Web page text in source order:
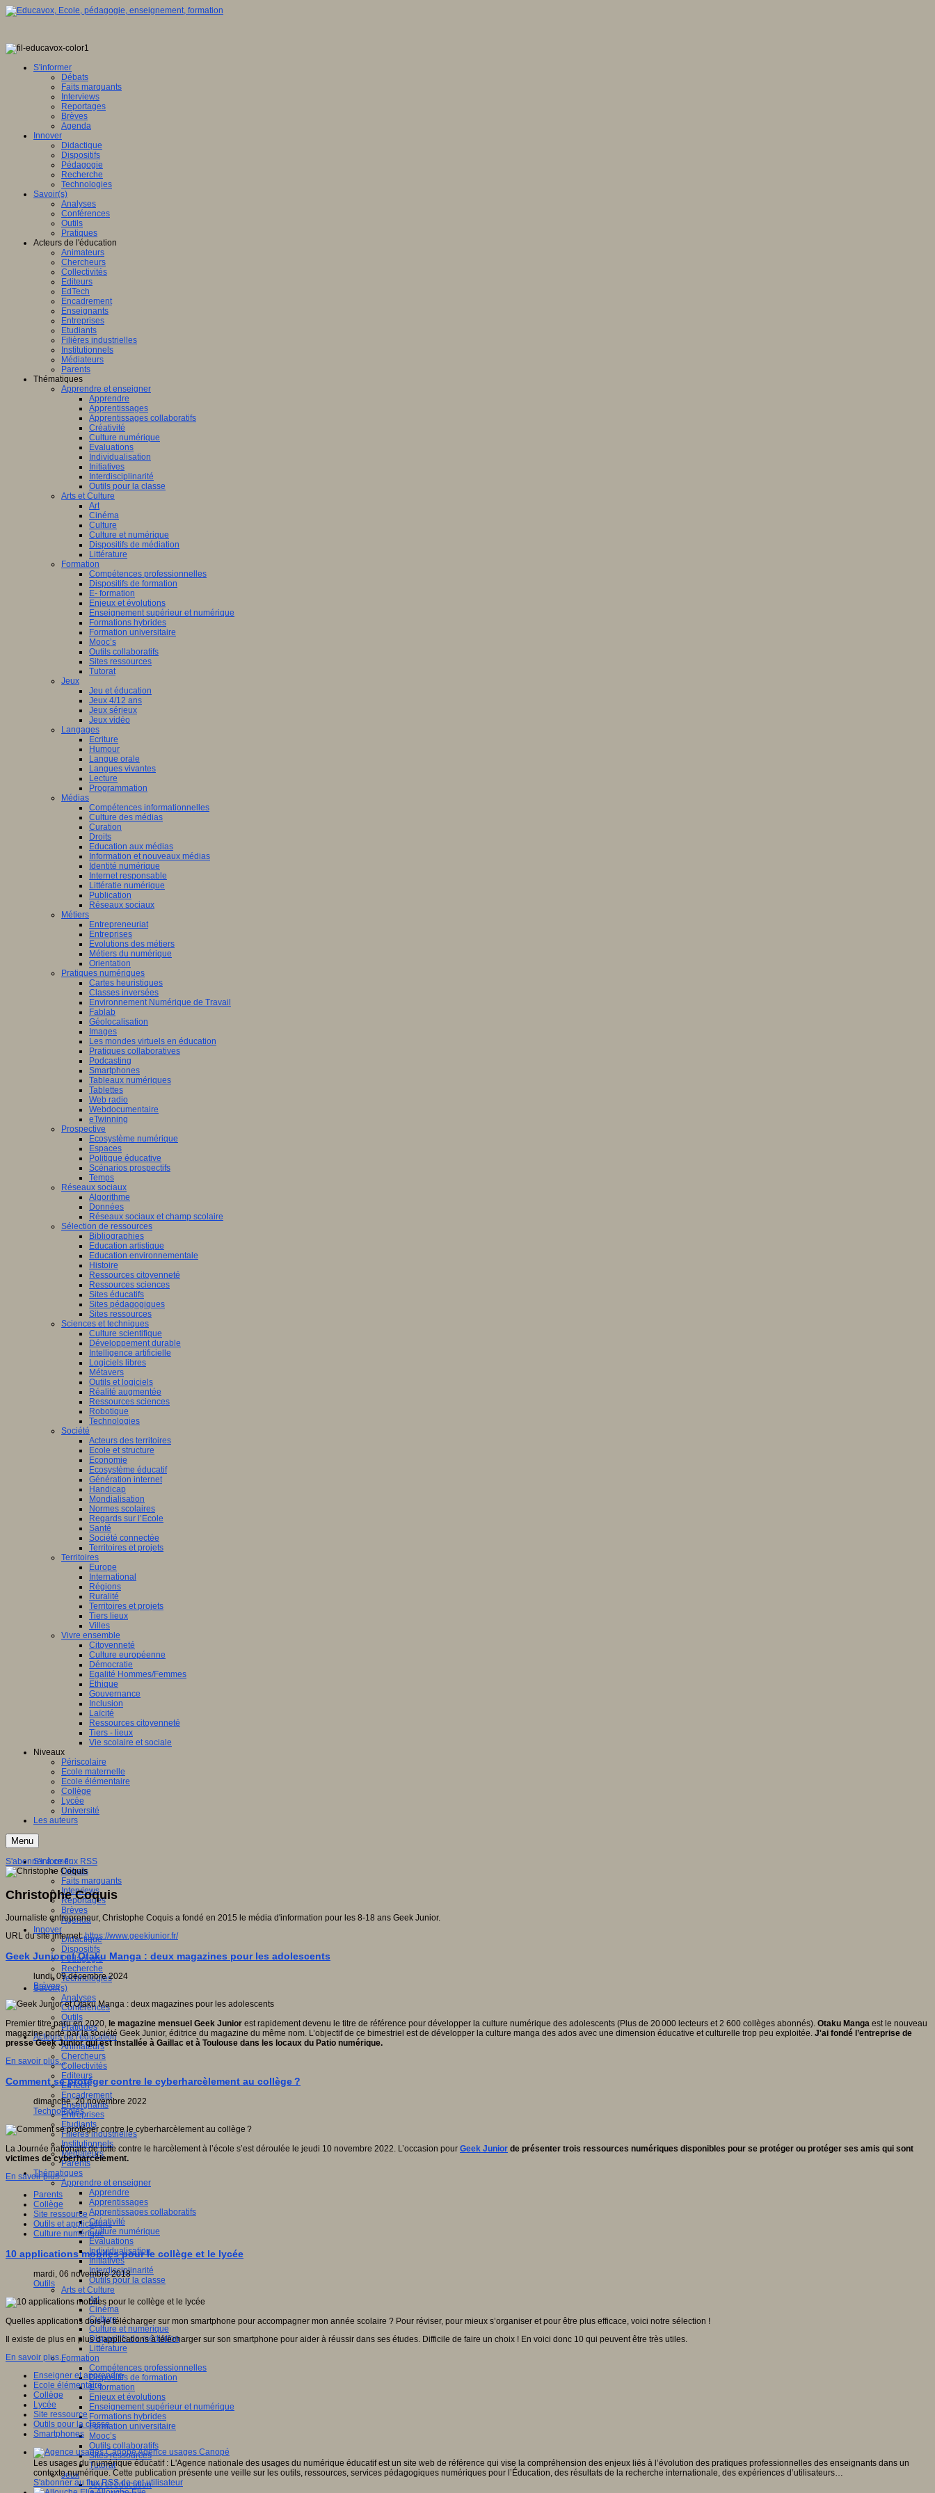
S'informer
Débats
Faits marquants
Interviews
Reportages
Brèves
Agenda
Innover
Didactique
Dispositifs
Pédagogie
Recherche
Technologies
Savoir(s)
Analyses
Conférences
Outils
Pratiques
Acteurs de l'éducation
Animateurs
Chercheurs
Collectivités
Editeurs
EdTech
Encadrement
Enseignants
Entreprises
Etudiants
Filières industrielles
Institutionnels
Médiateurs
Parents
Thématiques
Apprendre et enseigner
Apprendre
Apprentissages
Apprentissages collaboratifs
Créativité
Culture numérique
Evaluations
Individualisation
Initiatives
Interdisciplinarité
Outils pour la classe
Arts et Culture
Art
Cinéma
Culture
Culture et numérique
Dispositifs de médiation
Littérature
Formation
Compétences professionnelles
Dispositifs de formation
E- formation
Enjeux et évolutions
Enseignement supérieur et numérique
Formations hybrides
Formation universitaire
Mooc’s
Outils collaboratifs
Sites ressources
Tutorat
Jeux
Jeu et éducation
Jeux 4/12 ans
Jeux sérieux
Jeux vidéo
Langages
Ecriture
Humour
Langue orale
Langues vivantes
Lecture
Programmation
Médias
Compétences informationnelles
Culture des médias
Curation
Droits
Education aux médias
Information et nouveaux médias
Identité numérique
Internet responsable
Littératie numérique
Publication
Réseaux sociaux
Métiers
Entrepreneuriat
Entreprises
Evolutions des métiers
Métiers du numérique
Orientation
Pratiques numériques
Cartes heuristiques
Classes inversées
Environnement Numérique de Travail
Fablab
Géolocalisation
Images
Les mondes virtuels en éducation
Pratiques collaboratives
Podcasting
Smartphones
Tableaux numériques
Tablettes
Web radio
Webdocumentaire
eTwinning
Prospective
Ecosystème numérique
Espaces
Politique éducative
Scénarios prospectifs
Temps
Réseaux sociaux
Algorithme
Données
Réseaux sociaux et champ scolaire
Sélection de ressources
Bibliographies
Education artistique
Education environnementale
Histoire
Ressources citoyenneté
Ressources sciences
Sites éducatifs
Sites pédagogiques
Sites ressources
Sciences et techniques
Culture scientifique
Développement durable
Intelligence artificielle
Logiciels libres
Métavers
Outils et logiciels
Réalité augmentée
Ressources sciences
Robotique
Technologies
Société
Acteurs des territoires
Ecole et structure
Economie
Ecosystème éducatif
Génération internet
Handicap
Mondialisation
Normes scolaires
Regards sur l’Ecole
Santé
Société connectée
Territoires et projets
Territoires
Europe
International
Régions
Ruralité
Territoires et projets
Tiers lieux
Villes
Vivre ensemble
Citoyenneté
Culture européenne
Démocratie
Egalité Hommes/Femmes
Ethique
Gouvernance
Inclusion
Laïcité
Ressources citoyenneté
Tiers - lieux
Vie scolaire et sociale
Niveaux
Périscolaire
Ecole maternelle
Ecole élémentaire
Collège
Lycée
Université
Les auteurs
Menu
S'informer
Débats
Faits marquants
Interviews
Reportages
Brèves
Agenda
Innover
Didactique
Dispositifs
Pédagogie
Recherche
Technologies
Savoir(s)
Analyses
Conférences
Outils
Pratiques
Acteurs de l'éducation
Animateurs
Chercheurs
Collectivités
Editeurs
EdTech
Encadrement
Enseignants
Entreprises
Etudiants
Filières industrielles
Institutionnels
Médiateurs
Parents
Thématiques
Apprendre et enseigner
Apprendre
Apprentissages
Apprentissages collaboratifs
Créativité
Culture numérique
Evaluations
Individualisation
Initiatives
Interdisciplinarité
Outils pour la classe
Arts et Culture
Art
Cinéma
Culture
Culture et numérique
Dispositifs de médiation
Littérature
Formation
Compétences professionnelles
Dispositifs de formation
E- formation
Enjeux et évolutions
Enseignement supérieur et numérique
Formations hybrides
Formation universitaire
Mooc’s
Outils collaboratifs
Sites ressources
Tutorat
Jeux
Jeu et éducation
S'abonner à ce flux RSS
Christophe Coquis
Journaliste entrepreneur, Christophe Coquis a fondé en 2015 le média d'information pour les 8-18 ans Geek Junior.
URL du site internet:https://www.geekjunior.fr/
Geek Junior et Otaku Manga : deux magazines pour les adolescents
lundi, 09 décembre 2024
Brèves
Premier titre paru en 2020, le magazine mensuel Geek Junior est rapidement devenu le titre de référence pour développer la culture numérique des adolescents (Plus de 20 000 lecteurs et 2 600 collèges abonnés). Otaku Manga est le nouveau
magazine porté par la société Geek Junior, éditrice du magazine du même nom. L’objectif de ce bimestriel est de développer la culture manga des ados avec une dimension éducative et culturelle trop peu exploitée. J'ai fondé l’entreprise de
presse Geek Junior qui est installée à Gaillac et à Toulouse dans les locaux du Patio numérique.
En savoir plus...
Comment se protéger contre le cyberharcèlement au collège ?
dimanche, 20 novembre 2022
Technologies
La Journée nationale de lutte contre le harcèlement à l’école s’est déroulée le jeudi 10 novembre 2022. L’occasion pour Geek Junior de présenter trois ressources numériques disponibles pour se protéger ou protéger ses amis qui sont
victimes de cyberharcèlement.
En savoir plus...
Parents
Collège
Site ressource
Outils et applications
Culture numérique
10 applications mobiles pour le collège et le lycée
mardi, 06 novembre 2018
Outils
Quelles applications dois-je télécharger sur mon smartphone pour accompagner mon année scolaire ? Pour réviser, pour mieux s’organiser et pour être plus efficace, voici notre sélection !
Il existe de plus en plus d’applications à télécharger sur son smartphone pour aider à réussir dans ses études. Difficile de faire un choix ! En voici donc 10 qui peuvent être très utiles.
En savoir plus...
Enseigner et apprendre
Ecole élémentaire
Collège
Lycée
Site ressource
Outils pour la classe
Smartphones
Agence usages Canopé
Les usages du numérique éducatif : L'Agence nationale des usages du numérique éducatif est un site web de référence qui vise la compréhension des enjeux liés à l’évolution des pratiques professionnelles des enseignants dans un
contexte numérique. Cette publication présente une veille sur les outils, ressources, services pédagogiques numériques pour l’Éducation, des résultats de la recherche internationale, des expériences d’utilisateurs…
S'abonner au flux RSS de cet utilisateur